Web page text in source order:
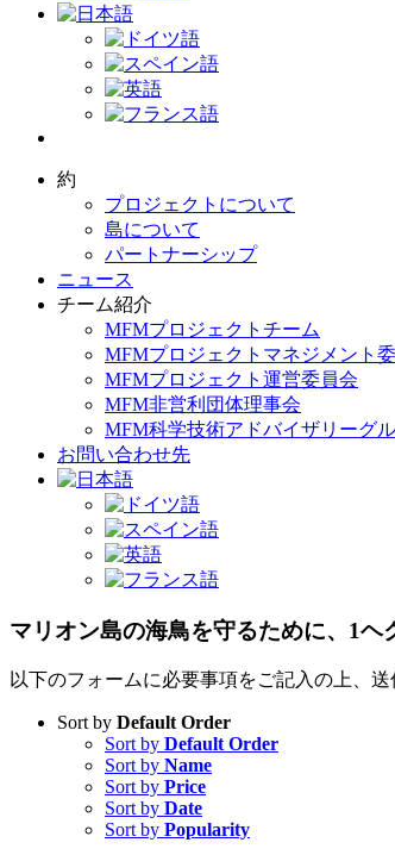
約
プロジェクトについて
島について
パートナーシップ
ニュース
チーム紹介
MFMプロジェクトチーム
MFMプロジェクトマネジメント
MFMプロジェクト運営委員会
MFM非営利団体理事会
MFM科学技術アドバイザリーグ
お問い合わせ先
マリオン島の海鳥を守るために、1
以下のフォームに必要事項をご記入の上、送
Sort by Default Order
Sort by Default Order
Sort by Name
Sort by Price
Sort by Date
Sort by Popularity